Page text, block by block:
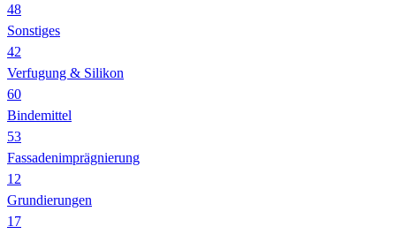
48
Sonstiges
42
Verfugung & Silikon
60
Bindemittel
53
Fassadenimprägnierung
12
Grundierungen
17